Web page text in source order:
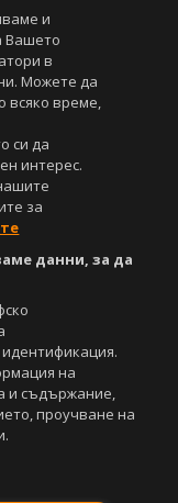
и
Вашето
в
Можете да
всяко време,
си да
интерес.
за
данни, за да
идентификация.
на
и съдържание,
проучване на